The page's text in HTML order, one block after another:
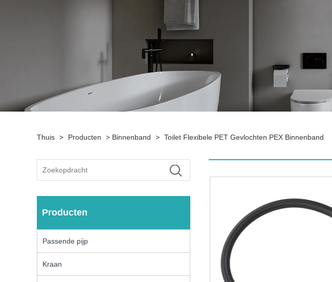
Thuis > Producten > Binnenband > Toilet Flexibele PET Gevlochten PEX Binnenband
Producten
Passende pijp
Kraan